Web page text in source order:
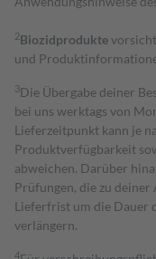
2Biozidprodukte
und
3Die Übergabe deiner
bei uns werktags von
Lieferzeitpunkt kann je
Produktverfügbarkeit
abweichen. Darüber
Prüfungen, die zu
Lieferfrist um die Dauer
verlängern.
4